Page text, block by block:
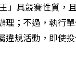
」具競賽性質，
理；不過，執行
違規活動，即使